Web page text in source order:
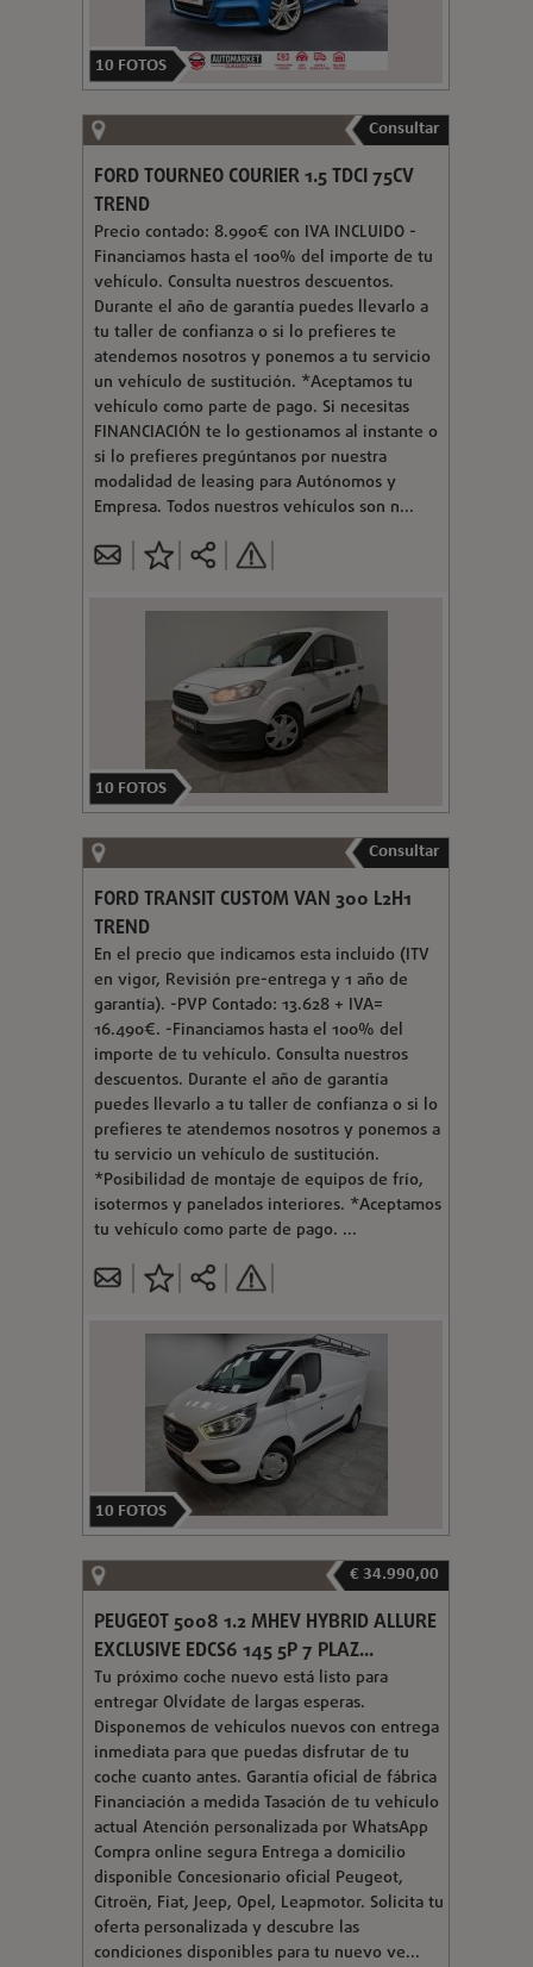
10 FOTOS
Consultar
FORD TOURNEO COURIER 1.5 TDCI 75CV
TREND
Precio contado: 8.990€ con IVA INCLUIDO -
Financiamos hasta el 100% del importe de tu
vehículo. Consulta nuestros descuentos.
Durante el año de garantía puedes llevarlo a
tu taller de confianza o si lo prefieres te
atendemos nosotros y ponemos a tu servicio
un vehículo de sustitución. *Aceptamos tu
vehículo como parte de pago. Si necesitas
FINANCIACIÓN te lo gestionamos al instante o
si lo prefieres pregúntanos por nuestra
modalidad de leasing para Autónomos y
Empresa. Todos nuestros vehículos son n...
10 FOTOS
Consultar
FORD TRANSIT CUSTOM VAN 300 L2H1
TREND
En el precio que indicamos esta incluido (ITV
en vigor, Revisión pre-entrega y 1 año de
garantía). -PVP Contado: 13.628 + IVA=
16.490€. -Financiamos hasta el 100% del
importe de tu vehículo. Consulta nuestros
descuentos. Durante el año de garantía
puedes llevarlo a tu taller de confianza o si lo
prefieres te atendemos nosotros y ponemos a
tu servicio un vehículo de sustitución.
*Posibilidad de montaje de equipos de frío,
isotermos y panelados interiores. *Aceptamos
tu vehículo como parte de pago. ...
10 FOTOS
€ 34.990,00
PEUGEOT 5008 1.2 MHEV HYBRID ALLURE
EXCLUSIVE EDCS6 145 5P 7 PLAZ...
Tu próximo coche nuevo está listo para
entregar Olvídate de largas esperas.
Disponemos de vehículos nuevos con entrega
inmediata para que puedas disfrutar de tu
coche cuanto antes. Garantía oficial de fábrica
Financiación a medida Tasación de tu vehículo
actual Atención personalizada por WhatsApp
Compra online segura Entrega a domicilio
disponible Concesionario oficial Peugeot,
Citroën, Fiat, Jeep, Opel, Leapmotor. Solicita tu
oferta personalizada y descubre las
condiciones disponibles para tu nuevo ve...